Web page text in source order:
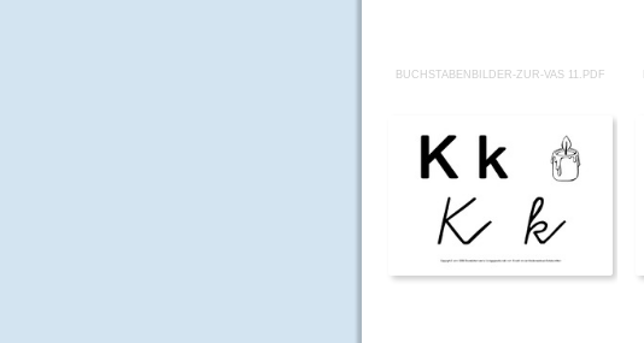
BUCHSTABENBILDER-ZUR-VAS 11.PDF